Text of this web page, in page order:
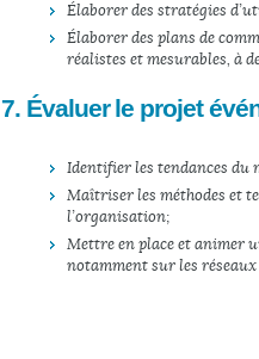
Élaborer des stratégies
Élaborer des plans de
réalistes et mesurables, à
7. Évaluer le projet
Identifier les tendances du
Maîtriser les méthodes et
l’organisation ;
Mettre en place et animer
notamment sur les réseaux